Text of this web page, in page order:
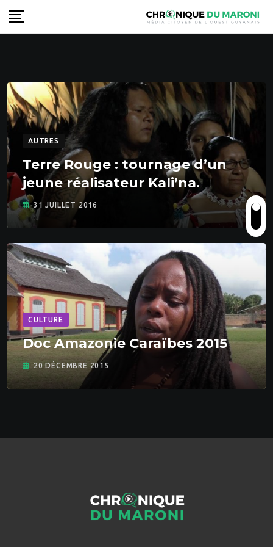
Skip
to
AUTRES
Terre Rouge : tournage d’un
jeune réalisateur Kali’na.
31 JUILLET 2016
CULTURE
Doc Amazonie Caraïbes 2015
20 DÉCEMBRE 2015